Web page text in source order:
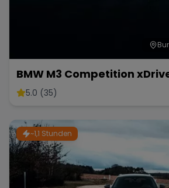
BMW M3 Competition
5.0 (35)
~1,1 Stunden